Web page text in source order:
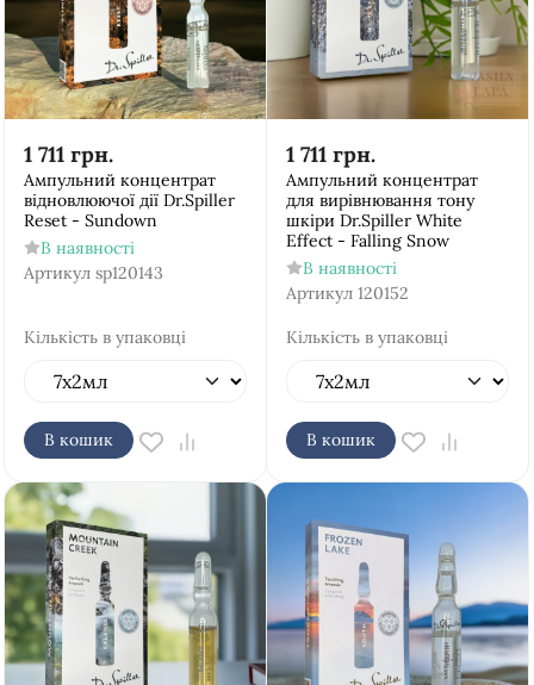
1 711 грн.
Ампульний концентрат
відновлюючої дії Dr.Spiller
Reset - Sundown
В наявності
Артикул sp120143
Кількість в упаковці
В кошик
1 711 грн.
Ампульний концентрат
для вирівнювання тону
шкіри Dr.Spiller White
Effect - Falling Snow
В наявності
Артикул 120152
Кількість в упаковці
В кошик